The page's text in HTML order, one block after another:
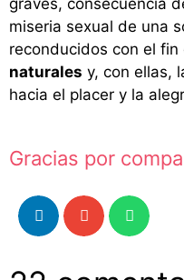
graves, consecuencia
miseria sexual de una
reconducidos con el fin
naturales y, con ellas,
hacia el placer y la
Gracias por